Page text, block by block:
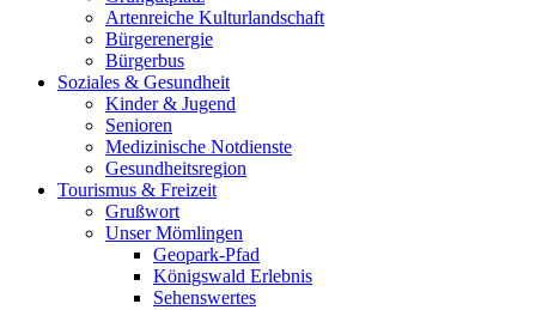
Artenreiche Kulturlandschaft
Bürgerenergie
Bürgerbus
Soziales & Gesundheit
Kinder & Jugend
Senioren
Medizinische Notdienste
Gesundheitsregion
Tourismus & Freizeit
Grußwort
Unser Mömlingen
Geopark-Pfad
Königswald Erlebnis
Sehenswertes